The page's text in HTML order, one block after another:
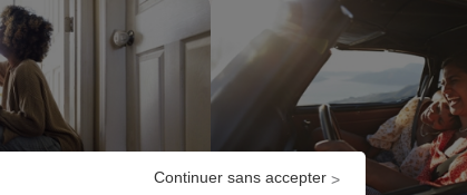
Continuer sans accepter